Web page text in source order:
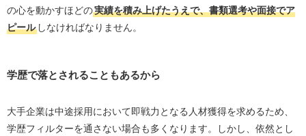
の心を動かすほどの実績を積み上げたうえで、書類選考や面接でア
ピールしなければなりません。
学歴で落とされることもあるから
大手企業は中途採用において即戦力となる人材獲得を求めるため、
学歴フィルターを通さない場合も多くなります。しかし、依然とし